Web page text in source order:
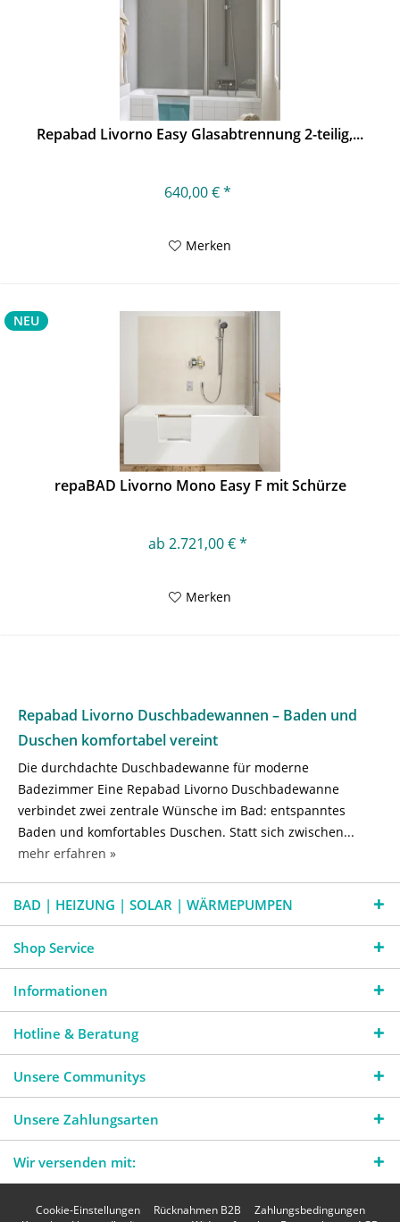
Repabad Livorno Easy Glasabtrennung 2-teilig,...
640,00 € *
Merken
NEU
repaBAD Livorno Mono Easy F mit Schürze
ab 2.721,00 € *
Merken
Repabad Livorno Duschbadewannen – Baden und
Duschen komfortabel vereint
Die durchdachte Duschbadewanne für moderne
Badezimmer Eine Repabad Livorno Duschbadewanne
verbindet zwei zentrale Wünsche im Bad: entspanntes
Baden und komfortables Duschen. Statt sich zwischen...
mehr erfahren »
BAD | HEIZUNG | SOLAR | WÄRMEPUMPEN
Shop Service
Informationen
Hotline & Beratung
Unsere Communitys
Unsere Zahlungsarten
Wir versenden mit:
Cookie-Einstellungen Rücknahmen B2B
Zahlungsbedingungen